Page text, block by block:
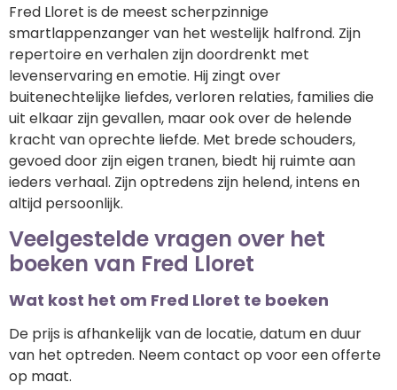
Fred Lloret is de meest scherpzinnige
smartlappenzanger van het westelijk halfrond. Zijn
repertoire en verhalen zijn doordrenkt met
levenservaring en emotie. Hij zingt over
buitenechtelijke liefdes, verloren relaties, families die
uit elkaar zijn gevallen, maar ook over de helende
kracht van oprechte liefde. Met brede schouders,
gevoed door zijn eigen tranen, biedt hij ruimte aan
ieders verhaal. Zijn optredens zijn helend, intens en
altijd persoonlijk.
Veelgestelde vragen over het
boeken van Fred Lloret
Wat kost het om Fred Lloret te boeken
De prijs is afhankelijk van de locatie, datum en duur
van het optreden. Neem contact op voor een offerte
op maat.